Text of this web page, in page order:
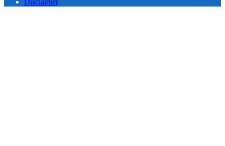
Disclaimer